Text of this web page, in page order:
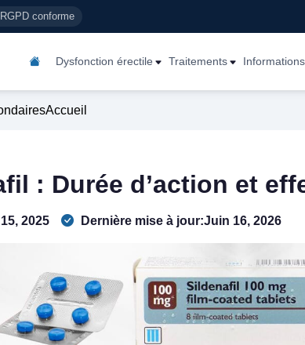
RGPD conforme
Dysfonction érectile Traitements
Accueil
: Durée d’action et
2025 Dernière mise à jour:Juin 16, 2026